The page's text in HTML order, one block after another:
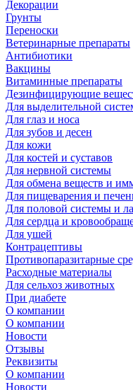
Декорации
Грунты
Переноски
Ветеринарные препараты
Антибиотики
Вакцины
Витаминные препараты
Дезинфицирующие
Для выделительной
Для глаз и носа
Для зубов и десен
Для кожи
Для костей и суставов
Для нервной системы
Для обмена веществ и
Для пищеварения и
Для половой системы и
Для сердца и
Для ушей
Контрацептивы
Противопаразитарные
Расходные материалы
Для сельхоз животных
При диабете
О компании
О компании
Новости
Отзывы
Реквизиты
О компании
Новости